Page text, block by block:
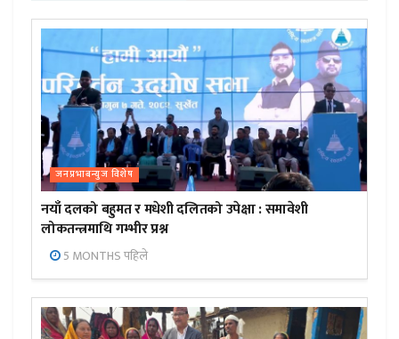
जनप्रभाबन्युज विशेष
नयाँ दलको बहुमत र मधेशी दलितको उपेक्षा : समावेशी
लोकतन्त्रमाथि गम्भीर प्रश्न
5 MONTHS पहिले